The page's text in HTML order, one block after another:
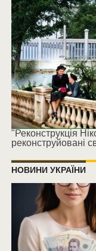
"Реконструкція
реконструйовані
НОВИНИ УКРАЇНИ